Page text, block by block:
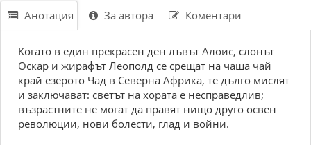
Анотация За автора Коментари
Когато в един прекрасен ден лъвът Алоис, слонът
Оскар и жирафът Леополд се срещат на чаша чай
край езерото Чад в Северна Африка, те дълго мислят
и заключават: светът на хората е несправедлив;
възрастните не могат да правят нищо друго освен
революции, нови болести, глад и войни.